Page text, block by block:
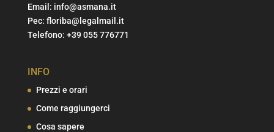
Email: info@asmana.it
Pec: floriba@legalmail.it
Telefono: +39 055 776771
INFO
Prezzi e orari
Come raggiungerci
Cosa sapere